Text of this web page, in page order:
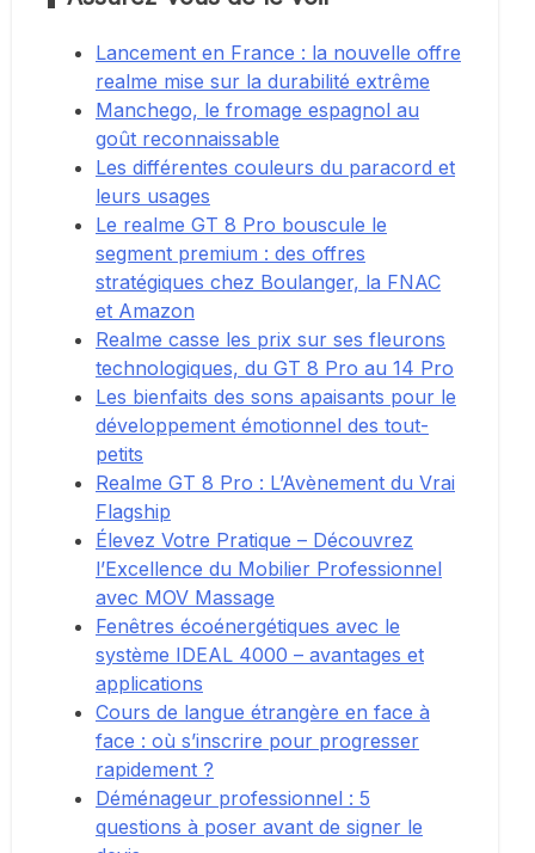
Lancement en France : la nouvelle offre
realme mise sur la durabilité extrême
Manchego, le fromage espagnol au
goût reconnaissable
Les différentes couleurs du paracord et
leurs usages
Le realme GT 8 Pro bouscule le
segment premium : des offres
stratégiques chez Boulanger, la FNAC
et Amazon
Realme casse les prix sur ses fleurons
technologiques, du GT 8 Pro au 14 Pro
Les bienfaits des sons apaisants pour le
développement émotionnel des tout-
petits
Realme GT 8 Pro : L’Avènement du Vrai
Flagship
Élevez Votre Pratique – Découvrez
l’Excellence du Mobilier Professionnel
avec MOV Massage
Fenêtres écoénergétiques avec le
système IDEAL 4000 – avantages et
applications
Cours de langue étrangère en face à
face : où s’inscrire pour progresser
rapidement ?
Déménageur professionnel : 5
questions à poser avant de signer le